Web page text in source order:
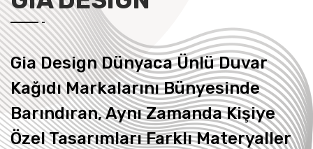
Gia Design Dünyaca Ünlü Duvar
Kağıdı Markalarını Bünyesinde
Barındıran, Aynı Zamanda Kişiye
Özel Tasarımları Farklı Materyaller